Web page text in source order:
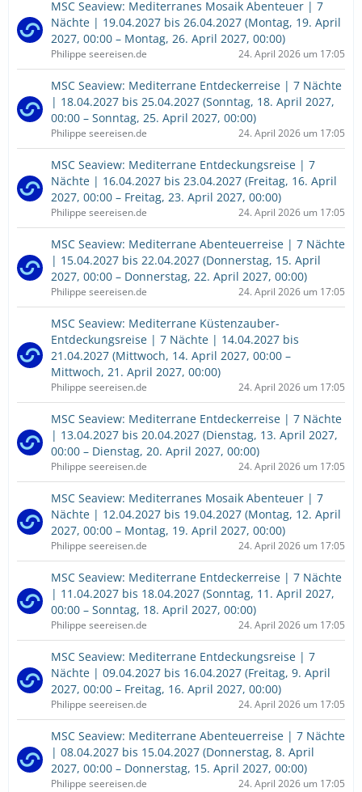
MSC Seaview: Mediterranes Mosaik Abenteuer | 7
Nächte | 19.04.2027 bis 26.04.2027 (Montag, 19. April
2027, 00:00 – Montag, 26. April 2027, 00:00)
Philippe seereisen.de 24. April 2026 um 17:05
MSC Seaview: Mediterrane Entdeckerreise | 7 Nächte
| 18.04.2027 bis 25.04.2027 (Sonntag, 18. April 2027,
00:00 – Sonntag, 25. April 2027, 00:00)
Philippe seereisen.de 24. April 2026 um 17:05
MSC Seaview: Mediterrane Entdeckungsreise | 7
Nächte | 16.04.2027 bis 23.04.2027 (Freitag, 16. April
2027, 00:00 – Freitag, 23. April 2027, 00:00)
Philippe seereisen.de 24. April 2026 um 17:05
MSC Seaview: Mediterrane Abenteuerreise | 7 Nächte
| 15.04.2027 bis 22.04.2027 (Donnerstag, 15. April
2027, 00:00 – Donnerstag, 22. April 2027, 00:00)
Philippe seereisen.de 24. April 2026 um 17:05
MSC Seaview: Mediterrane Küstenzauber-
Entdeckungsreise | 7 Nächte | 14.04.2027 bis
21.04.2027 (Mittwoch, 14. April 2027, 00:00 –
Mittwoch, 21. April 2027, 00:00)
Philippe seereisen.de 24. April 2026 um 17:05
MSC Seaview: Mediterrane Entdeckerreise | 7 Nächte
| 13.04.2027 bis 20.04.2027 (Dienstag, 13. April 2027,
00:00 – Dienstag, 20. April 2027, 00:00)
Philippe seereisen.de 24. April 2026 um 17:05
MSC Seaview: Mediterranes Mosaik Abenteuer | 7
Nächte | 12.04.2027 bis 19.04.2027 (Montag, 12. April
2027, 00:00 – Montag, 19. April 2027, 00:00)
Philippe seereisen.de 24. April 2026 um 17:05
MSC Seaview: Mediterrane Entdeckerreise | 7 Nächte
| 11.04.2027 bis 18.04.2027 (Sonntag, 11. April 2027,
00:00 – Sonntag, 18. April 2027, 00:00)
Philippe seereisen.de 24. April 2026 um 17:05
MSC Seaview: Mediterrane Entdeckungsreise | 7
Nächte | 09.04.2027 bis 16.04.2027 (Freitag, 9. April
2027, 00:00 – Freitag, 16. April 2027, 00:00)
Philippe seereisen.de 24. April 2026 um 17:05
MSC Seaview: Mediterrane Abenteuerreise | 7 Nächte
| 08.04.2027 bis 15.04.2027 (Donnerstag, 8. April
2027, 00:00 – Donnerstag, 15. April 2027, 00:00)
Philippe seereisen.de 24. April 2026 um 17:05